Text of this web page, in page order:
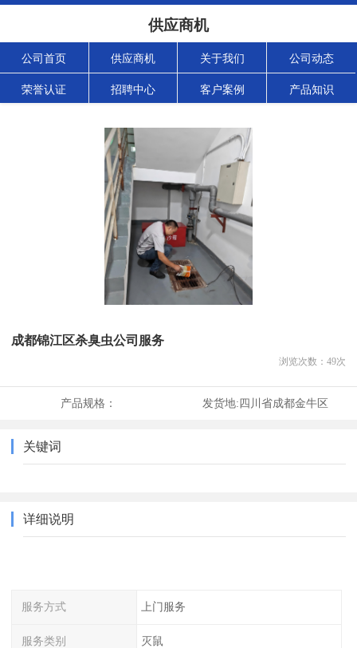
供应商机
公司首页 供应商机 关于我们 公司动态
荣誉认证 招聘中心 客户案例 产品知识
成都锦江区杀臭虫公司服务
浏览次数： 49次
产品规格： 发货地:四川省成都金牛区
关键词
详细说明
服务方式 上门服务
服务类别 灭鼠